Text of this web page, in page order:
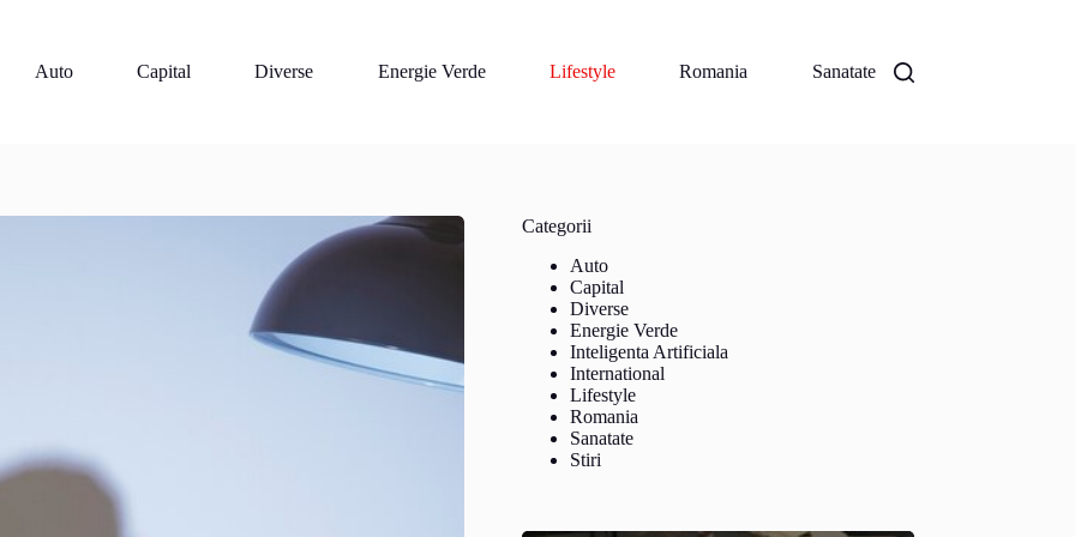
Auto
Capital Diverse Energie Verde Lifestyle Romania Sanatate
Categorii
Auto
Capital
Diverse
Energie Verde
Inteligenta Artificiala
International
Lifestyle
Romania
Sanatate
Stiri